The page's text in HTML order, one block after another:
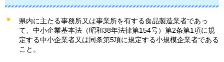
県内に主たる事務所又は事業所を有する食品製造業者であっ
て、中小企業基本法（昭和38年法律第154号）第2条第1項に規
定する中小企業者又は同条第5項に規定する小規模企業者である
こと。